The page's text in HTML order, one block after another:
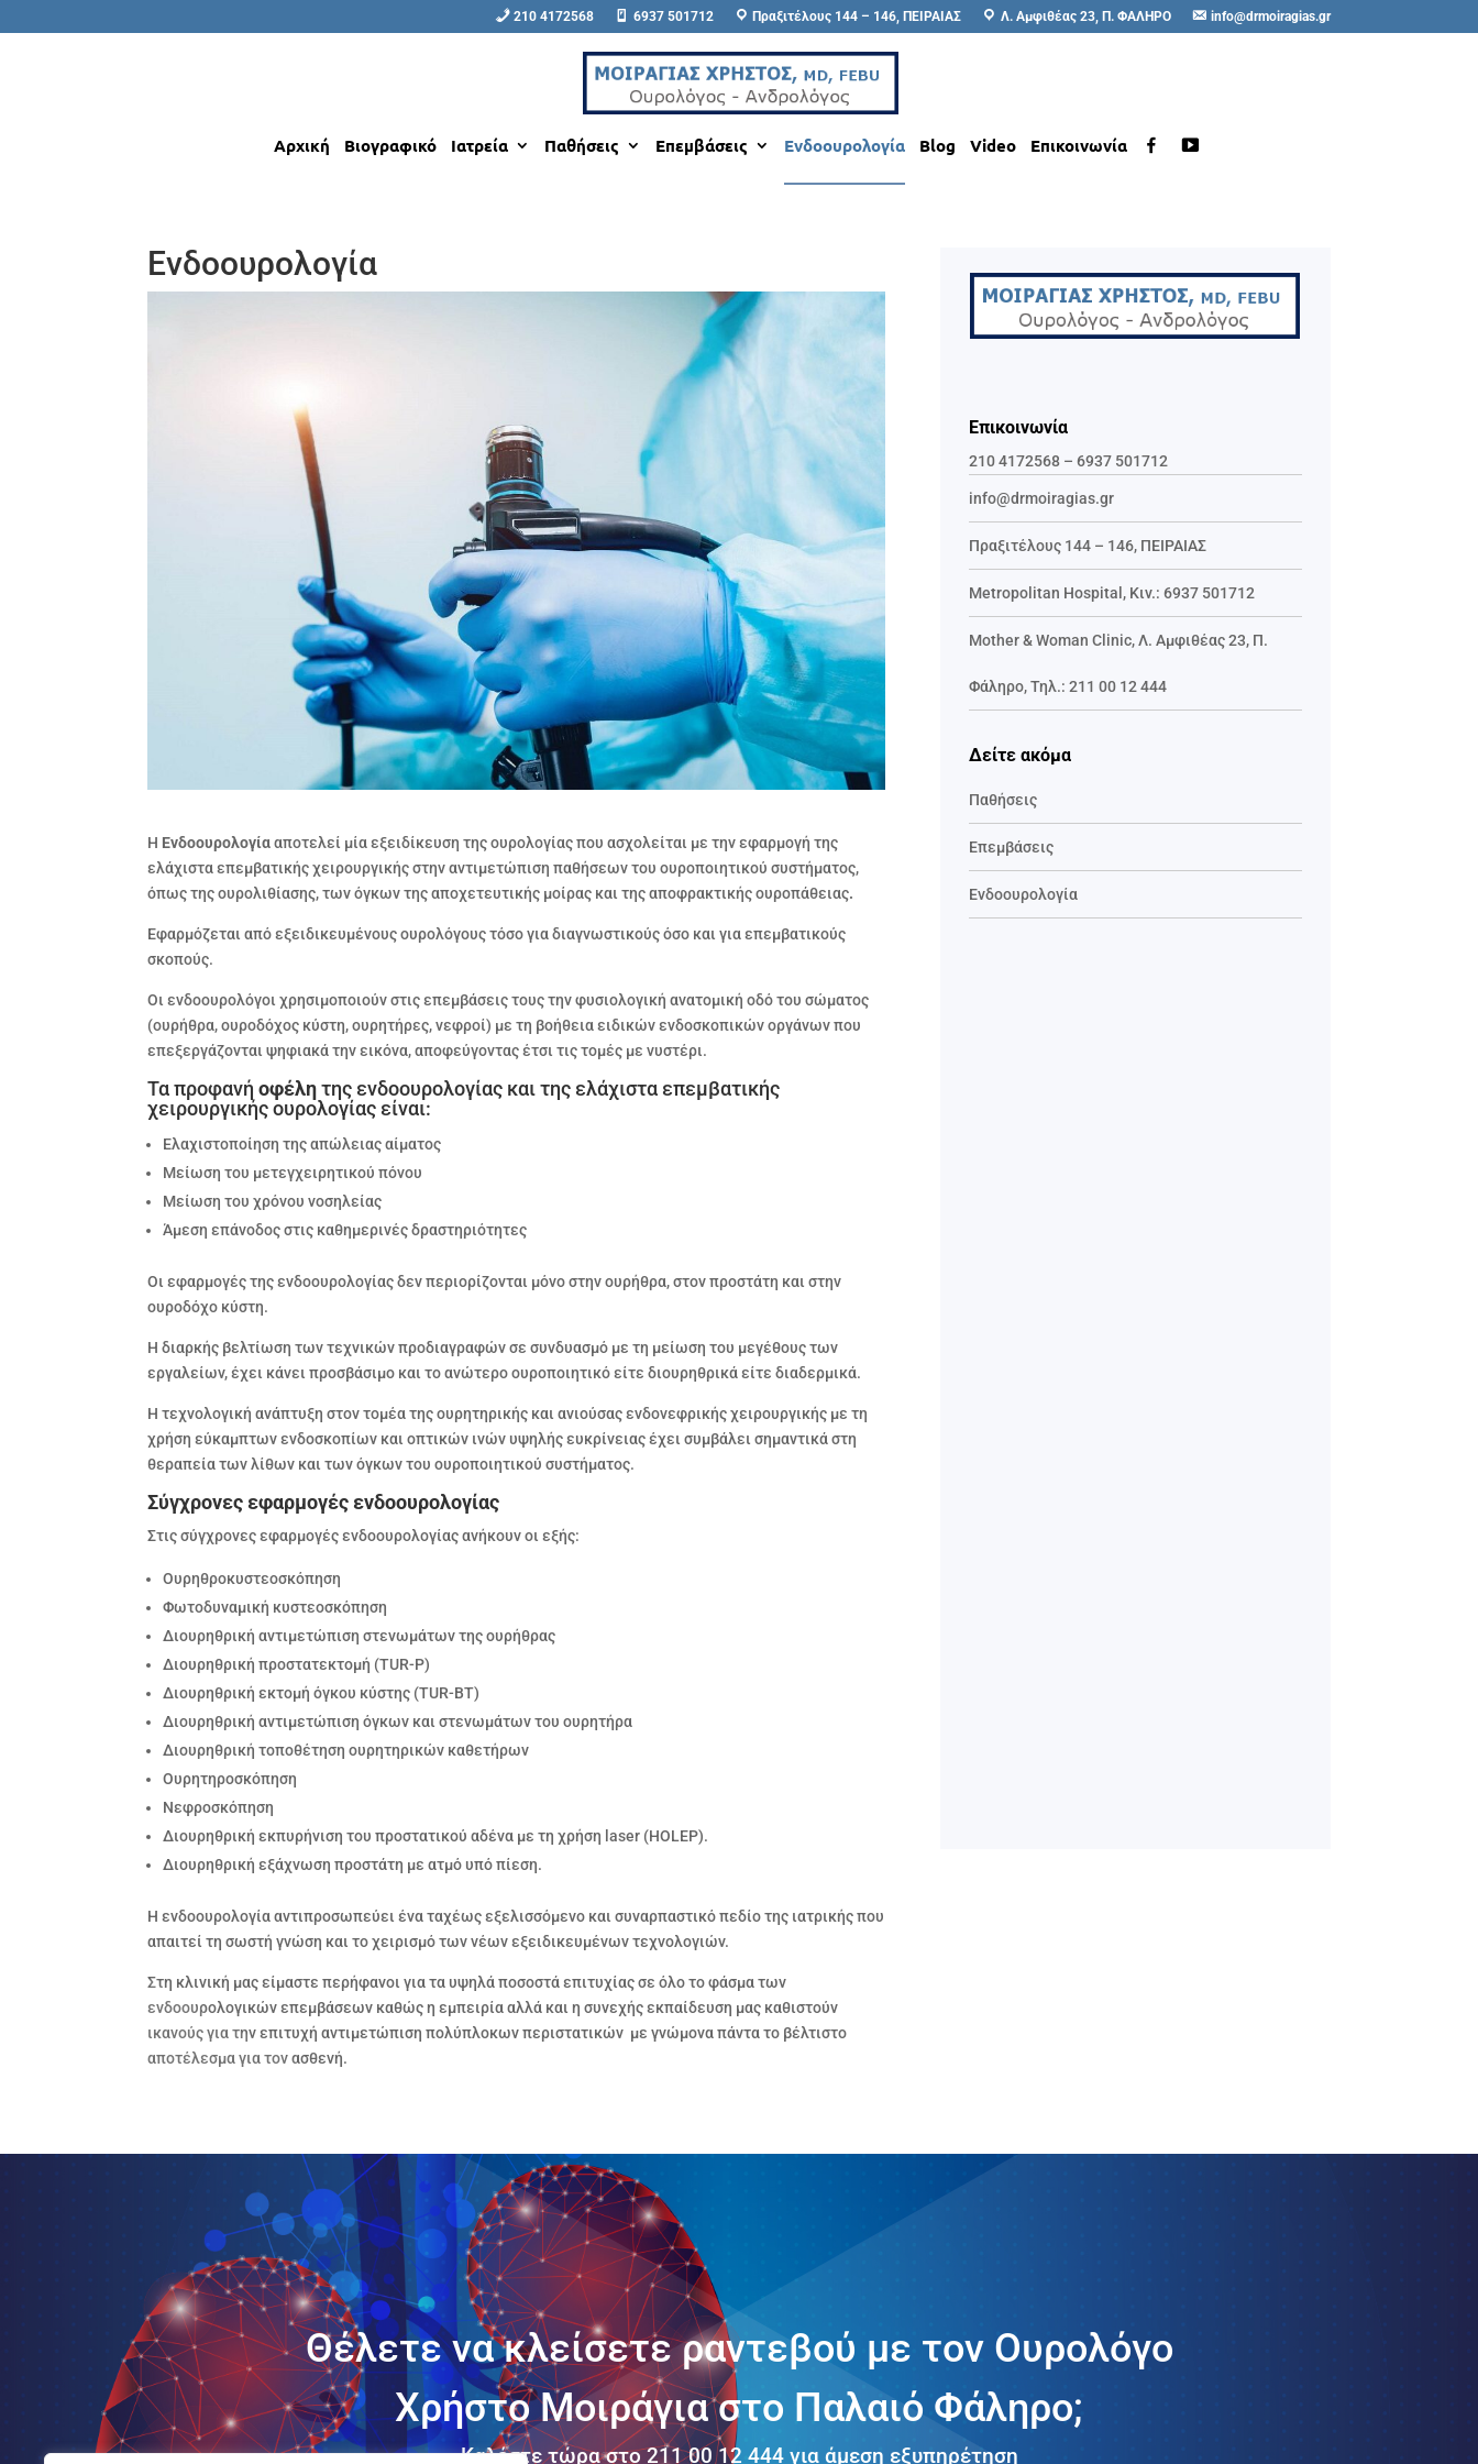
210 4172568 6937 501712 Πραξιτέλους 144 – 146, ΠΕΙΡΑΙΑΣ Λ. Αμφιθέας 23, Π. ΦΑΛΗΡΟ info@drmoiragias.gr
Αρχική Βιογραφικό Ιατρεία Παθήσεις Επεμβάσεις Ενδοουρολογία Blog Video Επικοινωνία
Ενδοουρολογία
Η Ενδοουρολογίααποτελεί μία εξειδίκευση της ουρολογίας που ασχολείται με την εφαρμογή της
ελάχιστα επεμβατικής χειρουργικής στην αντιμετώπιση παθήσεων του ουροποιητικού συστήματος,
όπως της ουρολιθίασης, των όγκων της αποχετευτικής μοίρας και της αποφρακτικής ουροπάθειας.
Εφαρμόζεται από εξειδικευμένους ουρολόγους τόσο για διαγνωστικούς όσο και για επεμβατικούς
σκοπούς.
Οι ενδοουρολόγοι χρησιμοποιούν στις επεμβάσεις τους την φυσιολογική ανατομική οδό του σώματος
(ουρήθρα, ουροδόχος κύστη, ουρητήρες, νεφροί) με τη βοήθεια ειδικών ενδοσκοπικών οργάνων που
επεξεργάζονται ψηφιακά την εικόνα, αποφεύγοντας έτσι τις τομές με νυστέρι.
Τα προφανήοφέλητης ενδοουρολογίας και της ελάχιστα επεμβατικής
χειρουργικής ουρολογίας είναι:
Ελαχιστοποίηση της απώλειας αίματος
Μείωση του μετεγχειρητικού πόνου
Μείωση του χρόνου νοσηλείας
Άμεση επάνοδος στις καθημερινές δραστηριότητες
Οι εφαρμογές της ενδοουρολογίας δεν περιορίζονται μόνο στην ουρήθρα, στον προστάτη και στην
ουροδόχο κύστη.
Η διαρκής βελτίωση των τεχνικών προδιαγραφών σε συνδυασμό με τη μείωση του μεγέθους των
εργαλείων, έχει κάνει προσβάσιμο και το ανώτερο ουροποιητικό είτε διουρηθρικά είτε διαδερμικά.
Η τεχνολογική ανάπτυξη στον τομέα της ουρητηρικής και ανιούσας ενδονεφρικής χειρουργικής με τη
χρήση εύκαμπτων ενδοσκοπίων και οπτικών ινών υψηλής ευκρίνειας έχει συμβάλει σημαντικά στη
θεραπεία των λίθων και των όγκων του ουροποιητικού συστήματος.
Σύγχρονες εφαρμογές ενδοουρολογίας
Στις σύγχρονες εφαρμογές ενδοουρολογίας ανήκουν οι εξής:
Ουρηθροκυστεοσκόπηση
Φωτοδυναμική κυστεοσκόπηση
Διουρηθρική αντιμετώπιση στενωμάτων της ουρήθρας
Διουρηθρική προστατεκτομή (TUR-P)
Διουρηθρική εκτομή όγκου κύστης (TUR-BT)
Διουρηθρική αντιμετώπιση όγκων και στενωμάτων του ουρητήρα
Διουρηθρική τοποθέτηση ουρητηρικών καθετήρων
Ουρητηροσκόπηση
Νεφροσκόπηση
Διουρηθρική εκπυρήνιση του προστατικού αδένα με τη χρήση laser (HOLEP).
Διουρηθρική εξάχνωση προστάτη με ατμό υπό πίεση.
Η ενδοουρολογία αντιπροσωπεύει ένα ταχέως εξελισσόμενο και συναρπαστικό πεδίο της ιατρικής που
απαιτεί τη σωστή γνώση και το χειρισμό των νέων εξειδικευμένων τεχνολογιών.
Στη κλινική μας είμαστε περήφανοι για τα υψηλά ποσοστά επιτυχίας σε όλο το φάσμα των
ενδοουρολογικών επεμβάσεων καθώς η εμπειρία αλλά και η συνεχής εκπαίδευση μας καθιστούν
ικανούς για την επιτυχή αντιμετώπιση πολύπλοκων περιστατικών με γνώμονα πάντα το βέλτιστο
αποτέλεσμα για τον ασθενή.
Επικοινωνία
210 4172568– 6937 501712
info@drmoiragias.gr
Πραξιτέλους 144 – 146, ΠΕΙΡΑΙΑΣ
Metropolitan Hospital, Κιν.: 6937 501712
Mother & Woman Clinic,Λ. Αμφιθέας 23, Π.
Φάληρο,Τηλ.: 211 00 12 444
Δείτε ακόμα
Παθήσεις
Επεμβάσεις
Ενδοουρολογία
Θέλετε να κλείσετε ραντεβού με τον Ουρολόγο
Χρήστο Μοιράγια στο Παλαιό Φάληρο;
Καλέστε τώρα στο 211 00 12 444 για άμεση εξυπηρέτηση